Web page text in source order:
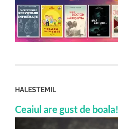
HALESTEMIL
Ceaiul are gust de boala!